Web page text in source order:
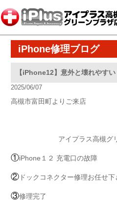
iPhone修理ブログ
【iPhone12】意外と壊れやす
2025/06/07
高槻市富田町よりご来店
アイプラス高槻グ
①iPhone１２ 充電口の故障
②ドックコネクター修理お任せ下
③修理完了